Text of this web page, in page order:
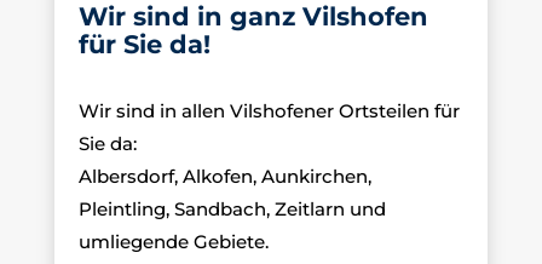
Wir sind in ganz Vilshofen
für Sie da!
Wir sind in allen Vilshofener Ortsteilen für
Sie da:
Albersdorf, Alkofen, Aunkirchen,
Pleintling, Sandbach, Zeitlarn und
umliegende Gebiete.